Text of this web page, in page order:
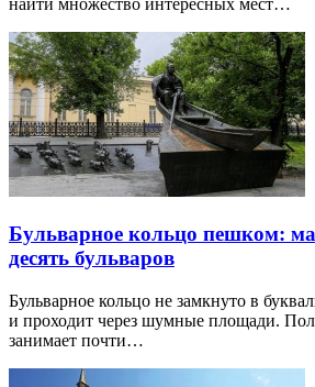
найти множество интересных мест…
Бульварное кольцо пешком:
десять бульваров
Бульварное кольцо не замкнуто в
и проходит через шумные площади.
занимает почти…